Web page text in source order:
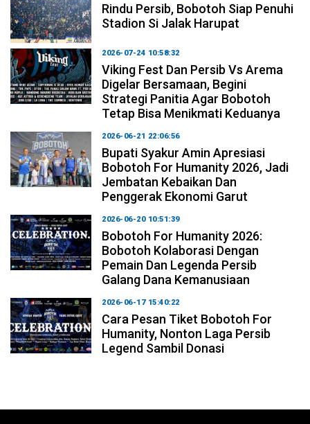
Rindu Persib, Bobotoh Siap Penuhi
Stadion Si Jalak Harupat
2026-07-24 10:58:32
Viking Fest Dan Persib Vs Arema
Digelar Bersamaan, Begini
Strategi Panitia Agar Bobotoh
Tetap Bisa Menikmati Keduanya
2026-06-21 22:06:56
Bupati Syakur Amin Apresiasi
Bobotoh For Humanity 2026, Jadi
Jembatan Kebaikan Dan
Penggerak Ekonomi Garut
2026-06-20 10:51:39
Bobotoh For Humanity 2026:
Bobotoh Kolaborasi Dengan
Pemain Dan Legenda Persib
Galang Dana Kemanusiaan
2026-06-17 15:40:22
Cara Pesan Tiket Bobotoh For
Humanity, Nonton Laga Persib
Legend Sambil Donasi